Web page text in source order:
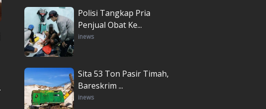
Polisi Tangkap Pria
Penjual Obat Ke...
inews
Sita 53 Ton Pasir Timah,
Bareskrim ...
inews